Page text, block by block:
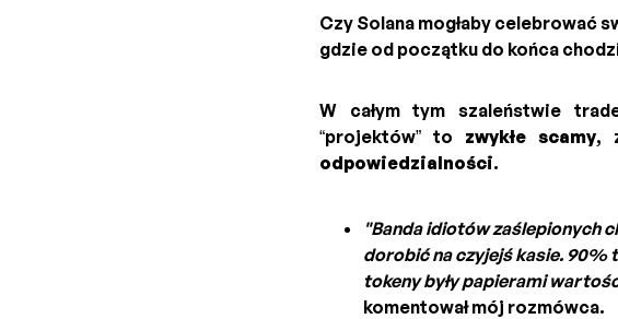
Czy Solana mogłaby celebrować
gdzie od początku do końca
W całym tym szaleństwie
“projektów” to zwykłe scamy,
odpowiedzialności.
"Banda idiotów zaślepionych
dorobić na czyjejś kasie. 90%
tokeny były papierami
komentował mój rozmówca.